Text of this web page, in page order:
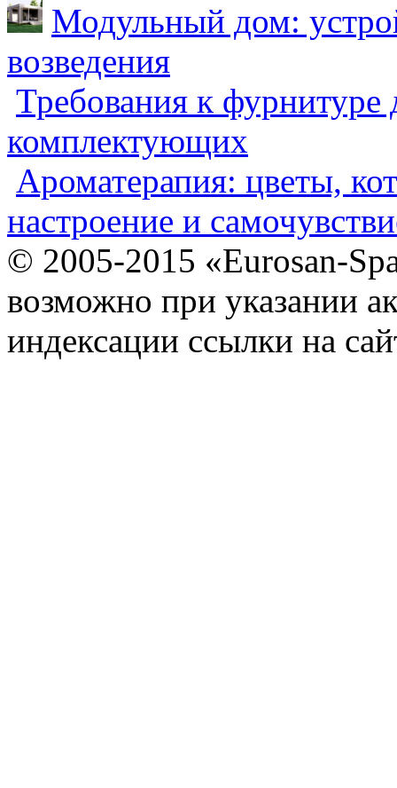
Модульный дом:
возведения
Требования к фурнитуре
комплектующих
Ароматерапия: цветы,
настроение и
© 2005-2015 «Eurosan-
возможно при указании
индексации ссылки на